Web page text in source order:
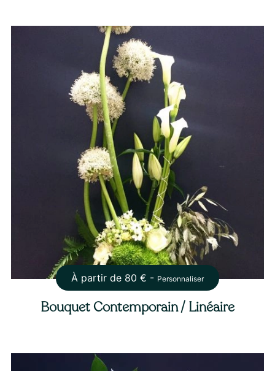
À partir de 80 € - Personnaliser
Bouquet Contemporain / Linéaire